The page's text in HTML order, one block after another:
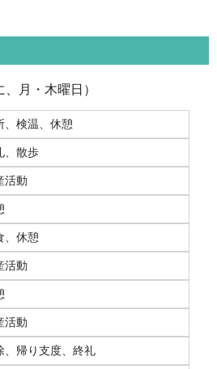
月・木曜日）
、検温、休憩
、散歩
活動
、休憩
活動
活動
、帰り支度、終礼